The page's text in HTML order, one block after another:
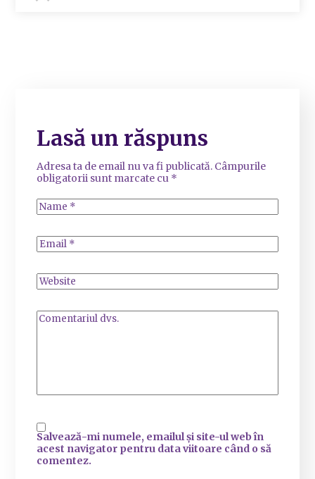
Lasă un răspuns
Adresa ta de email nu va fi publicată. Câmpurile
obligatorii sunt marcate cu *
Salvează-mi numele, emailul și site-ul web în
acest navigator pentru data viitoare când o să
comentez.